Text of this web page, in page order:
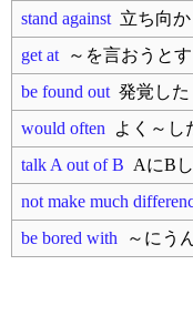
stand against 立ち向か
get at ～を言おうと
be found out 発覚した
would often よく～し
talk A out of B AにB
not make much
be bored with ～にう